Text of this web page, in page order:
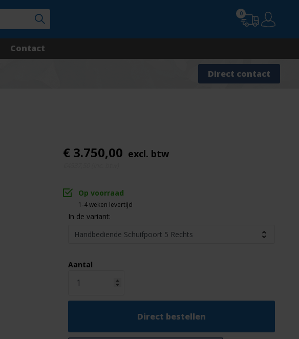
0
Contact
Direct contact
€ 3.750,00 excl. btw
Op voorraad
1-4 weken levertijd
In de variant:
Aantal
Direct bestellen
Advies nodig?